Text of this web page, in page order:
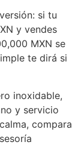
si tu
y vendes
MXN se
te dirá si
inoxidable,
y servicio
compara